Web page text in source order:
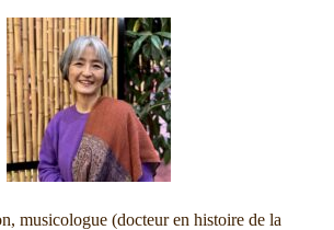
musicologue (docteur en histoire de la